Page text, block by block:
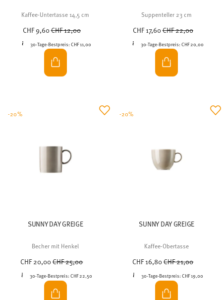
Kaffee-Untertasse 14,5 cm
CHF 9,60Price reduced from
CHF 12,00
30-Tage-Bestpreis:CHF 11,00
Suppenteller 23 cm
CHF 17,60Price reduced from
CHF 22,00
30-Tage-Bestpreis: CHF 20,00
SUNNY DAY GREIGE
Becher mit Henkel
CHF 20,00Price reduced from
CHF 25,00
30-Tage-Bestpreis: CHF 22,50
-20%
SUNNY DAY GREIGE
Kaffee-Obertasse
CHF 16,80Price reduced from
CHF 21,00
30-Tage-Bestpreis: CHF 19,00
-20%